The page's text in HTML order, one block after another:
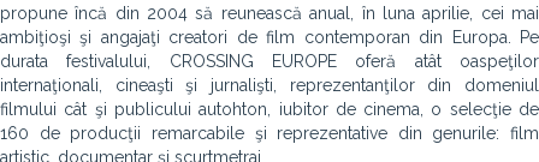
propune încă din 2004 să reunească anual, în luna aprilie, cei mai
ambiţioşi şi angajaţi creatori de film contemporan din Europa. Pe
durata festivalului, CROSSING EUROPE oferă atât oaspeţilor
internaţionali, cineaşti şi jurnalişti, reprezentanţilor din domeniul
filmului cât şi publicului autohton, iubitor de cinema, o selecţie de
160 de producţii remarcabile şi reprezentative din genurile: film
artistic, documentar şi scurtmetraj.